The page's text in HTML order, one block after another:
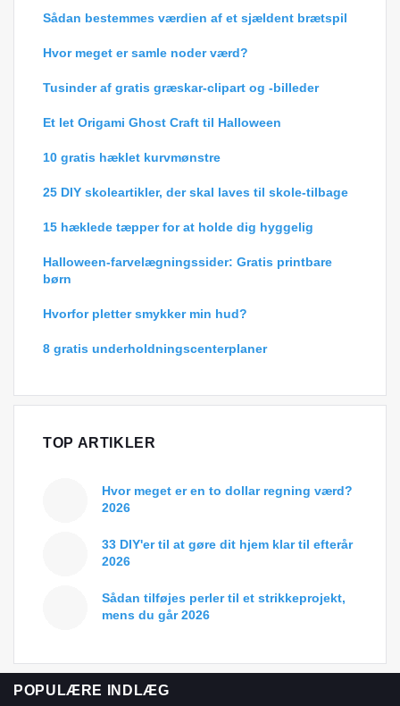
Sådan bestemmes værdien af ​​et sjældent brætspil
Hvor meget er samle noder værd?
Tusinder af gratis græskar-clipart og -billeder
Et let Origami Ghost Craft til Halloween
10 gratis hæklet kurvmønstre
25 DIY skoleartikler, der skal laves til skole-tilbage
15 hæklede tæpper for at holde dig hyggelig
Halloween-farvelægningssider: Gratis printbare
børn
Hvorfor pletter smykker min hud?
8 gratis underholdningscenterplaner
TOP ARTIKLER
Hvor meget er en to dollar regning værd?
2026
33 DIY'er til at gøre dit hjem klar til efterår
2026
Sådan tilføjes perler til et strikkeprojekt,
mens du går 2026
POPULÆRE INDLÆG